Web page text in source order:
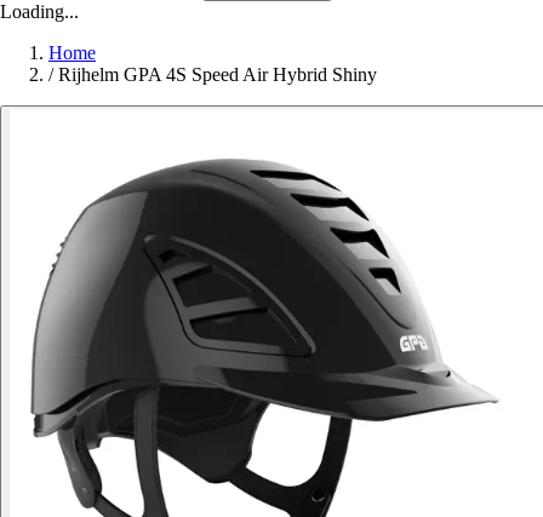
Loading...
Home
/ Rijhelm GPA 4S Speed Air Hybrid Shiny